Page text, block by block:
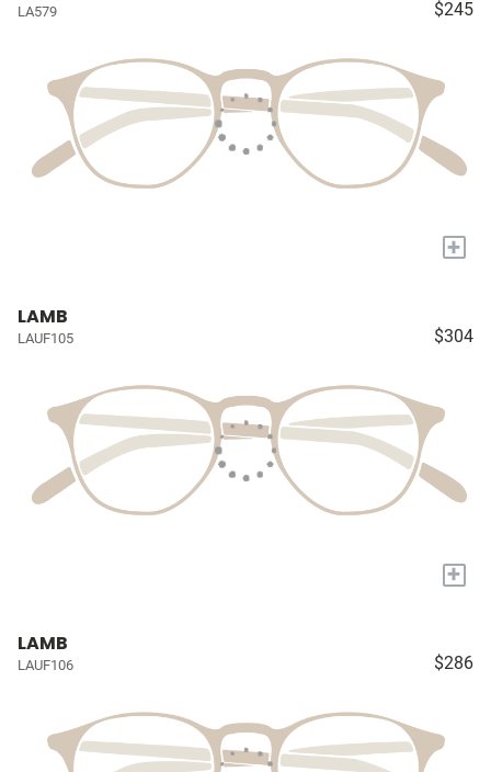
LA579 $245
+
LAMB
LAUF105 $304
+
LAMB
LAUF106 $286